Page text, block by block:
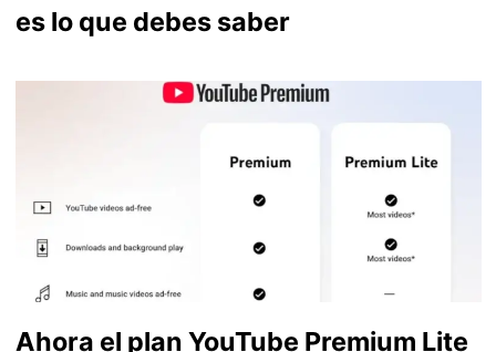
es lo que debes saber
Ahora el plan YouTube Premium Lite